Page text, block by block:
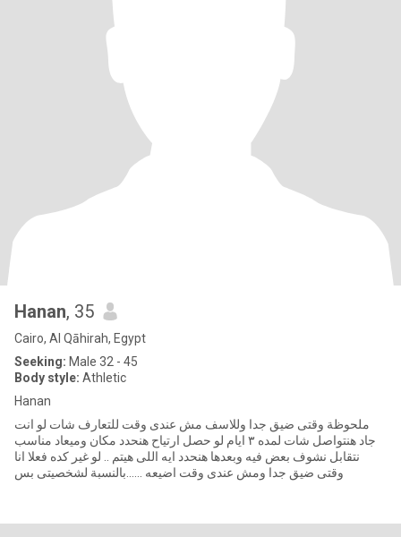
Hanan, 35
Cairo, Al Qāhirah, Egypt
Seeking: Male 32 - 45
Body style: Athletic
Hanan
ملحوظة وقتى ضيق جدا وللاسف مش عندى وقت للتعارف شات لو انت
جاد هنتواصل شات لمده ٣ ايام لو حصل ارتياح هنحدد مكان وميعاد مناسب
نتقابل نشوف بعض فيه وبعدها هنحدد ايه اللى هيتم .. لو غير كده فعلا انا
وقتى ضيق جدا ومش عندى وقت اضيعه ......بالنسبة لشخصيتى بس